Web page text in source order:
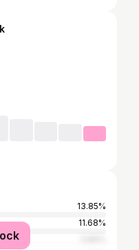
13.85%
11.68%